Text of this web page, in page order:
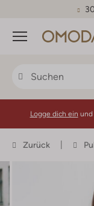
Menü
Logge dich ein und
Zurück